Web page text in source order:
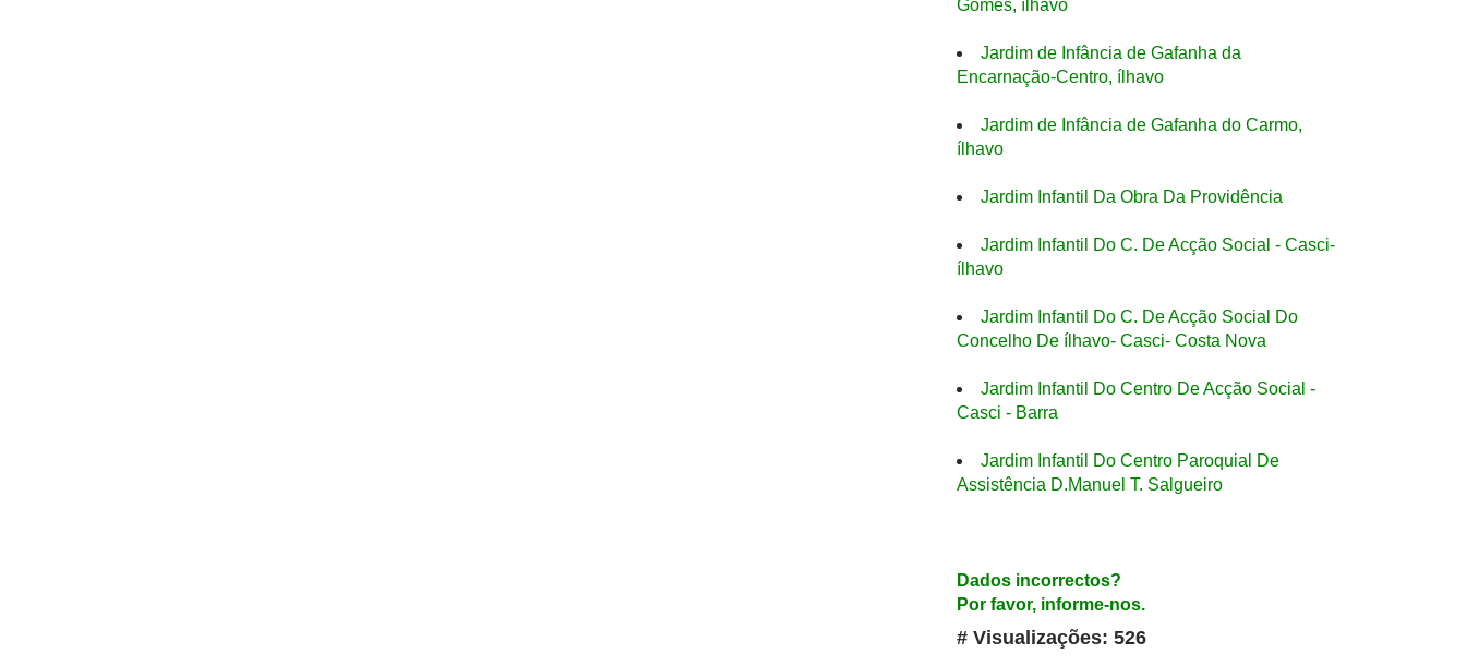
Gomes, ílhavo
Jardim de Infância de Gafanha da
Encarnação-Centro, ílhavo
Jardim de Infância de Gafanha do Carmo,
ílhavo
Jardim Infantil Da Obra Da Providência
Jardim Infantil Do C. De Acção Social - Casci-
ílhavo
Jardim Infantil Do C. De Acção Social Do
Concelho De ílhavo- Casci- Costa Nova
Jardim Infantil Do Centro De Acção Social -
Casci - Barra
Jardim Infantil Do Centro Paroquial De
Assistência D.Manuel T. Salgueiro
Dados incorrectos?
Por favor, informe-nos.
# Visualizações: 526